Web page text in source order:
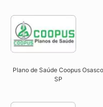
Plano de Saúde Coopus Osasco
SP​